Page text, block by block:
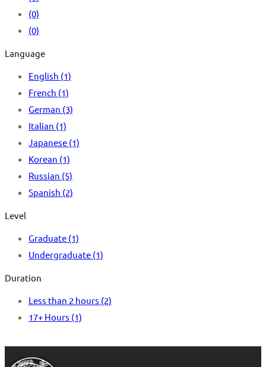
(0)
(0)
Language
English (1)
French (1)
German (3)
Italian (1)
Japanese (1)
Korean (1)
Russian (5)
Spanish (2)
Level
Graduate (1)
Undergraduate (1)
Duration
Less than 2 hours (2)
17+ Hours (1)